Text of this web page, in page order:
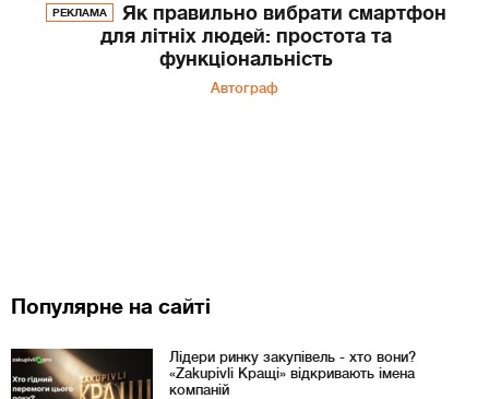
РЕКЛАМА
Як правильно вибрати смартфон
для літніх людей: простота та
функціональність
Автограф
Популярне на сайті
Лідери ринку закупівель - хто вони?
«Zakupivli Кращі» відкривають імена
компаній